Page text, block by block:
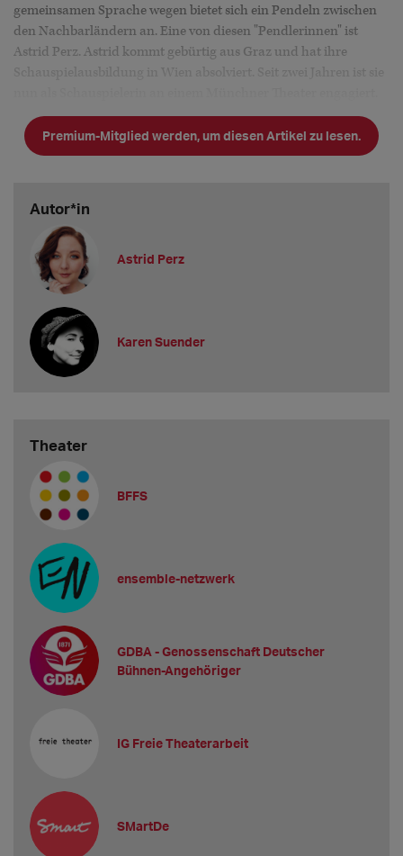
gemeinsamen Sprache wegen bietet sich ein Pendeln zwischen
den Nachbarländern an. Eine von diesen "Pendlerinnen" ist
Astrid Perz. Astrid kommt gebürtig aus Graz und hat ihre
"Wenn man wie ich als Österreicher*in nach Deutschland
kommt, hat man - je nach Vorwi
Premium-Mitglied werden, um diesen Artikel zu lesen.
Autor*in
Astrid Perz
Karen Suender
Theater
BFFS
ensemble-netzwerk
GDBA - Genossenschaft Deutscher
Bühnen-Angehöriger
IG Freie Theaterarbeit
SMartDe